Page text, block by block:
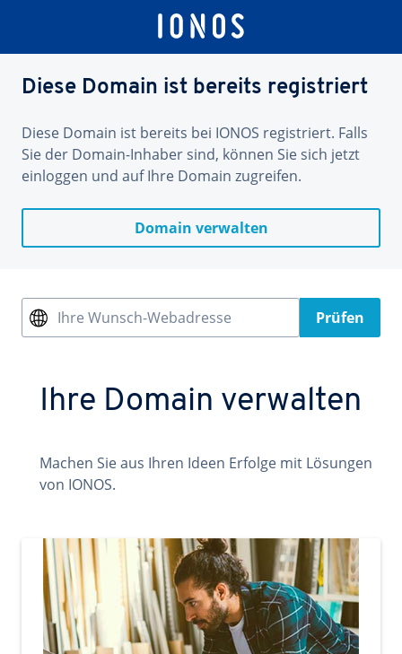
Diese Domain ist bereits registriert
Diese Domain ist bereits bei IONOS registriert. Falls
Sie der Domain-Inhaber sind, können Sie sich jetzt
einloggen und auf Ihre Domain zugreifen.
Domain verwalten
Ihre Wunsch-Webadresse Prüfen
Ihre Domain verwalten
Machen Sie aus Ihren Ideen Erfolge mit Lösungen
von IONOS.